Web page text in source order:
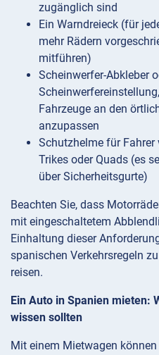
zugänglich sind
Ein Warndreieck (für
mehr Rädern
mitführen)
Scheinwerfer-Abkleber
Fahrzeuge an den
anzupassen
Schutzhelme für
Trikes oder Quads (es
über Sicherheitsgurte)
Beachten Sie, dass
mit eingeschaltetem
Einhaltung dieser
spanischen Verkehrsregeln
reisen.
Ein Auto in Spanien mieten:
wissen sollten
Mit einem Mietwagen